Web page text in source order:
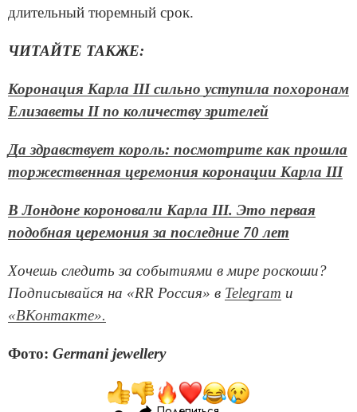
длительный тюремный срок.
ЧИТАЙТЕ ТАКЖЕ:
Коронация Карла III сильно уступила похоронам
Елизаветы II по количеству зрителей
Да здравствует король: посмотрите как прошла
торжественная церемония коронации Карла III
В Лондоне короновали Карла III. Это первая
подобная церемония за последние 70 лет
Хочешь следить за событиями в мире роскоши?
Подписывайся на «RR Россия» в Telegram и
«ВКонтакте».
Фото: Germani jewellery